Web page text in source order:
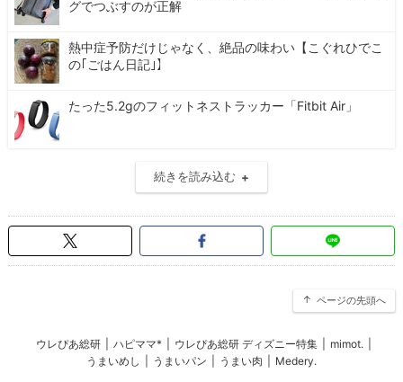
グでつぶすのが正解
熱中症予防だけじゃなく、絶品の味わい【こぐれひでこ
の｢ごはん日記｣】
たった5.2gのフィットネストラッカー「Fitbit Air」
続きを読み込む
ページの先頭へ
ウレぴあ総研 ハピママ* ウレぴあ総研 ディズニー特集 mimot.
うまいめし
うまいパン うまい肉 Medery.